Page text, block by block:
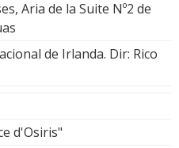
Aria de la Suite Nº2 de
de Irlanda. Dir: Rico
d'Osiris"